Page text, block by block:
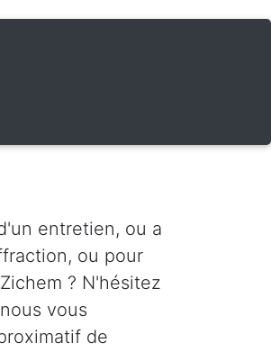
entretien, ou a
ou pour
? N'hésitez
vous
de